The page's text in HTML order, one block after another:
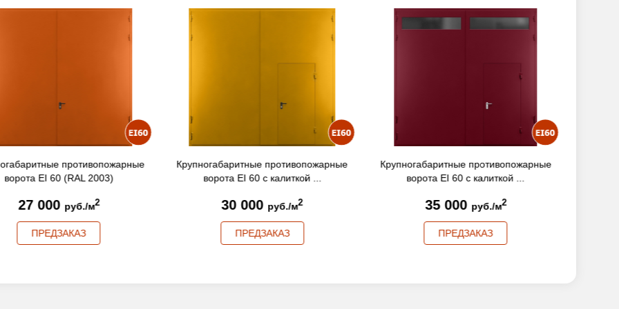
противопожарные
ворота EI 60 с калиткой ...
30 000 руб./м2
ПРЕДЗАКАЗ
Крупногабаритные противопожарные
ворота EI 60 с калиткой ...
35 000 руб./м2
ПРЕДЗАКАЗ
Распашные противопожарные ворота EI
60 (RAL 5018)
22 000 руб./м2
ПРЕДЗАКАЗ